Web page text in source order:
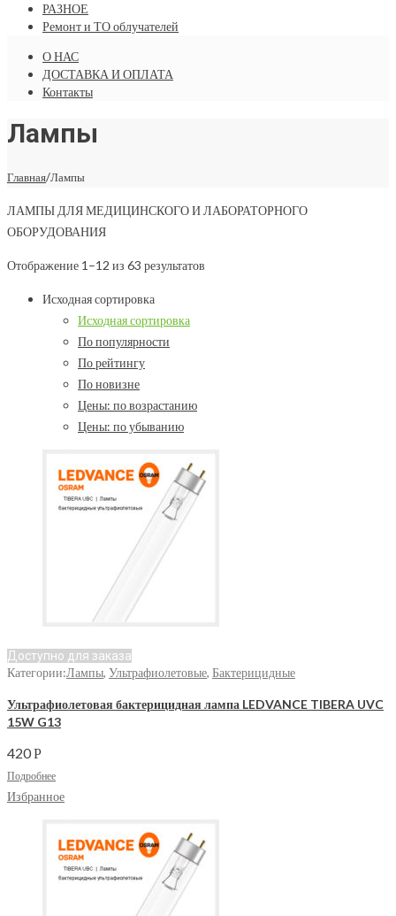
РАЗНОЕ
Ремонт и ТО облучателей
О НАС
ДОСТАВКА И ОПЛАТА
Контакты
Лампы
Главная/Лампы
ЛАМПЫ ДЛЯ МЕДИЦИНСКОГО И ЛАБОРАТОРНОГО
ОБОРУДОВАНИЯ
Отображение 1–12 из 63 результатов
Исходная сортировка
Исходная сортировка
По популярности
По рейтингу
По новизне
Цены: по возрастанию
Цены: по убыванию
Доступно для заказа
Категории:Лампы, Ультрафиолетовые, Бактерицидные
Ультрафиолетовая бактерицидная лампа LEDVANCE TIBERA UVC
15W G13
420Р
Подробнее
Избранное